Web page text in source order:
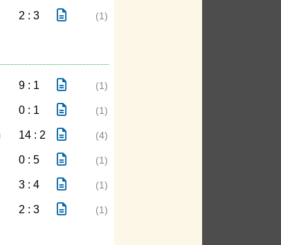
2 : 3 (1)
9 : 1 (1)
0 : 1 (1)
14 : 2 (4)
0 : 5 (1)
3 : 4 (1)
2 : 3 (1)